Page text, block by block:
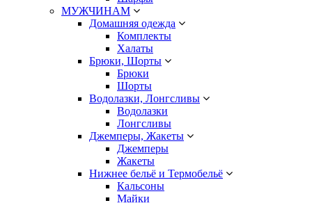
МУЖЧИНАМ
Домашняя одежда
Комплекты
Халаты
Брюки, Шорты
Брюки
Шорты
Водолазки, Лонгсливы
Водолазки
Лонгсливы
Джемперы, Жакеты
Джемперы
Жакеты
Нижнее бельё и Термобельё
Кальсоны
Майки